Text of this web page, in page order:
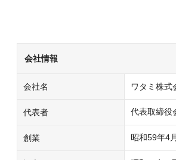
会社情報
会社名 ワタミ株式
代表者 代表取締役
創業 昭和59年4月